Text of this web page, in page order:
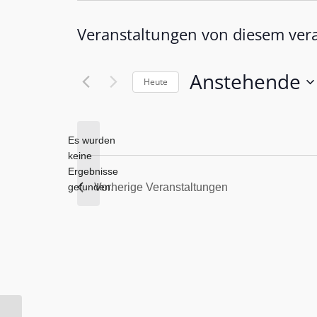
Veranstaltungen von diesem
Hinweis
Es wurden
keine
Ergebnisse
gefunden.
Heute Anstehende
Vorherige Veranstaltungen